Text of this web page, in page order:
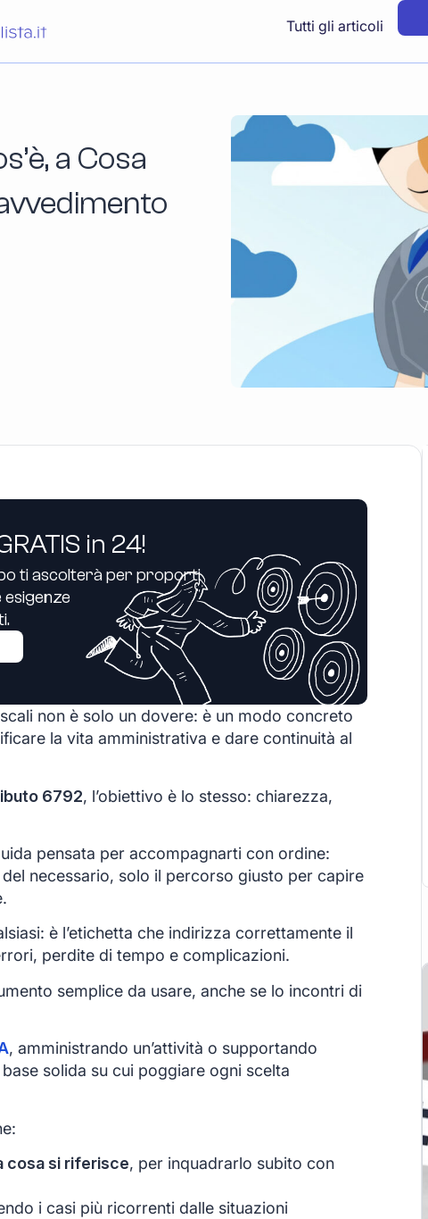
Tutti gli articoli
a Cosa
in 24!
ti ascolterà per proporti
esigenze
non è solo un dovere: è un modo concreto
la vita amministrativa e dare continuità al
6792, l’obiettivo è lo stesso: chiarezza,
pensata per accompagnarti con ordine:
necessario, solo il percorso giusto per capire
è l’etichetta che indirizza correttamente il
perdite di tempo e complicazioni.
semplice da usare, anche se lo incontri di
, amministrando un’attività o supportando
solida su cui poggiare ogni scelta
cosa si riferisce, per inquadrarlo subito con
i casi più ricorrenti dalle situazioni